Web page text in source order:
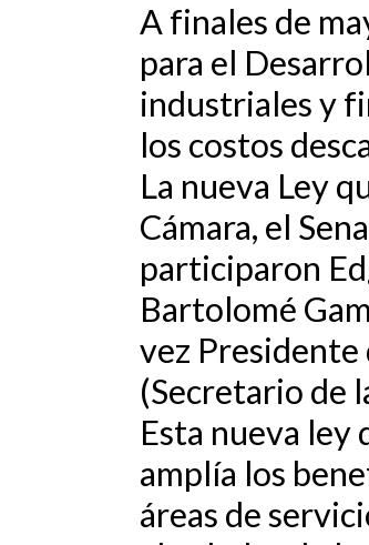
A finales de
para el
industriales y
los costos
La nueva Ley
Cámara, el
participaron
Bartolomé
vez Presidente
(Secretario de
Esta nueva ley
amplía los
áreas de